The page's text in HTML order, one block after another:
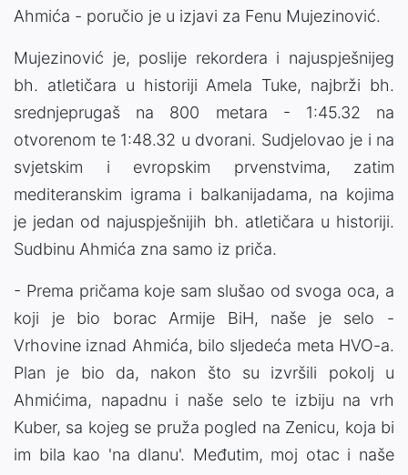
Ahmića - poručio je u izjavi za Fenu Mujezinović.
Mujezinović je, poslije rekordera i najuspješnijeg
bh. atletičara u historiji Amela Tuke, najbrži bh.
srednjeprugaš na 800 metara - 1:45.32 na
otvorenom te 1:48.32 u dvorani. Sudjelovao je i na
svjetskim i evropskim prvenstvima, zatim
mediteranskim igrama i balkanijadama, na kojima
je jedan od najuspješnijih bh. atletičara u historiji.
Sudbinu Ahmića zna samo iz priča.
- Prema pričama koje sam slušao od svoga oca, a
koji je bio borac Armije BiH, naše je selo -
Vrhovine iznad Ahmića, bilo sljedeća meta HVO-a.
Plan je bio da, nakon što su izvršili pokolj u
Ahmićima, napadnu i naše selo te izbiju na vrh
Kuber, sa kojeg se pruža pogled na Zenicu, koja bi
im bila kao 'na dlanu'. Međutim, moj otac i naše